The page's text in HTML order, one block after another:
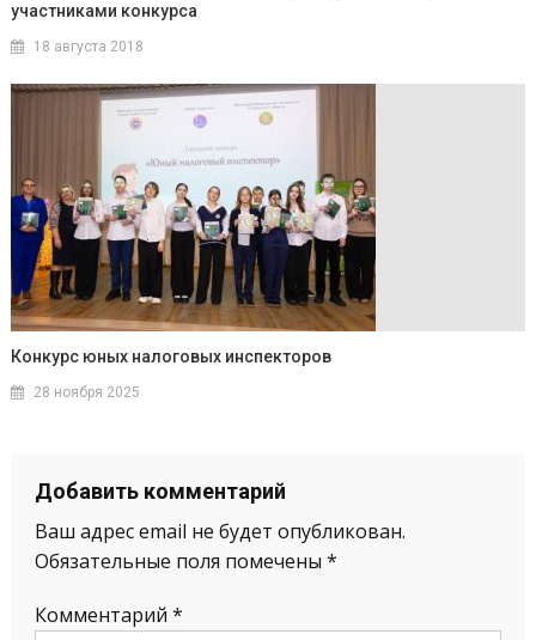
участниками конкурса
18 августа 2018
Конкурс юных налоговых инспекторов
28 ноября 2025
Добавить комментарий
Ваш адрес email не будет опубликован.
Обязательные поля помечены *
Комментарий *